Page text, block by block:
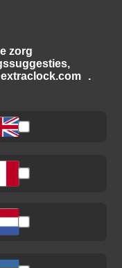
zorg
.